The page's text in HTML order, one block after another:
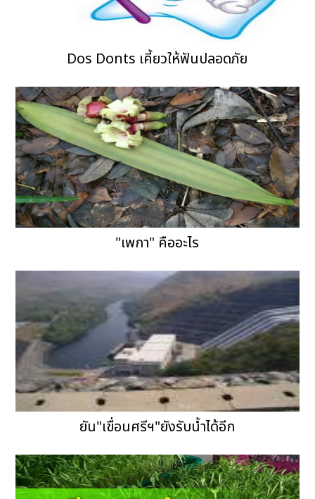
Dos Donts เคี้ยวให้ฟันปลอดภัย
"เพกา" คืออะไร
ยัน"เขื่อนศรีฯ"ยังรับน้ำได้อีก